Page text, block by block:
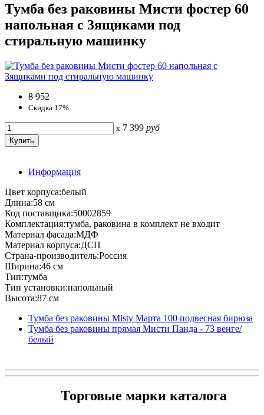
Тумба без раковины Мисти фостер 60
напольная с 3ящиками под
стиральную машинку
8 952
Скидка 17%
x 7 399 руб
Информация
Цвет корпуса:белый
Длина:58 см
Код поставщика:50002859
Комплектация:тумба, раковина в комплект не входит
Материал фасада:МДФ
Материал корпуса:ДСП
Страна-производитель:Россия
Ширина:46 см
Тип:тумба
Тип установки:напольный
Высота:87 см
Тумба без раковины Misty Марта 100 подвесная бирюза
Тумба без раковины прямая Мисти Панда - 73 венге/
белый
Торговые марки каталога